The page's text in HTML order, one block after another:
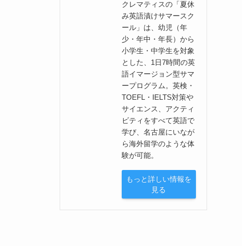
クレマティスの「夏休
み英語漬けサマースク
ール」は、幼児（年
少・年中・年長）から
小学生・中学生を対象
とした、1日7時間の英
語イマージョン型サマ
ープログラム。英検・
TOEFL・IELTS対策や
サイエンス、アクティ
ビティをすべて英語で
学び、名古屋にいなが
ら海外留学のような体
験が可能。
もっと詳しい情報を
見る